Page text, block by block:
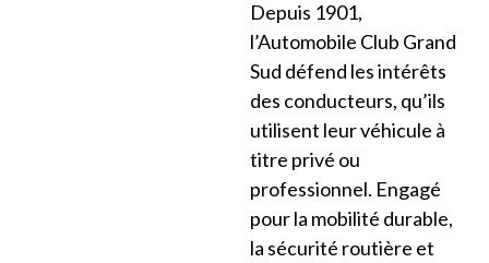
Depuis 1901,
l’Automobile Club Grand
Sud défend les intérêts
des conducteurs, qu’ils
utilisent leur véhicule à
titre privé ou
professionnel. Engagé
pour la mobilité durable,
la sécurité routière et